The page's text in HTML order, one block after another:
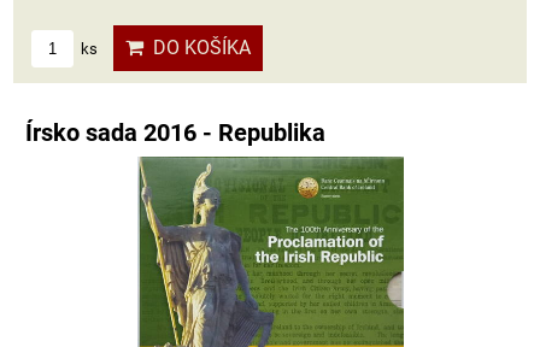
ks DO KOŠÍKA
Írsko sada 2016 - Republika